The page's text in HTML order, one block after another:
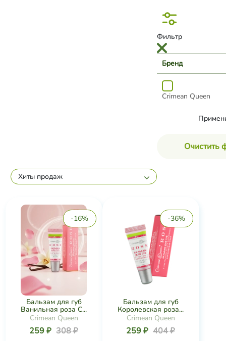
Хиты продаж
Фильтр
Бренд
Crimean Queen
Очистить
-16%
Бальзам для губ
Ванильная роза C...
Crimean Queen
259 ₽ 308 ₽
-36%
Бальзам для губ
Королевская роза...
Crimean Queen
259 ₽ 404 ₽